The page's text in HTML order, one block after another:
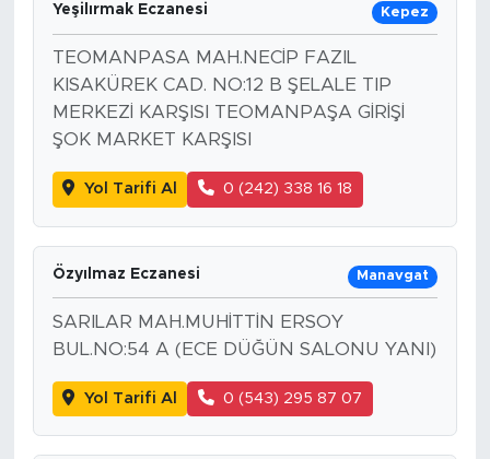
Yeşilırmak Eczanesi Kepez
TEOMANPASA MAH.NECİP FAZIL
KISAKÜREK CAD. NO:12 B ŞELALE TIP
MERKEZİ KARŞISI TEOMANPAŞA GİRİŞİ
ŞOK MARKET KARŞISI
Yol Tarifi Al 0 (242) 338 16 18
Özyılmaz Eczanesi Manavgat
SARILAR MAH.MUHİTTİN ERSOY
BUL.NO:54 A (ECE DÜĞÜN SALONU YANI)
Yol Tarifi Al 0 (543) 295 87 07